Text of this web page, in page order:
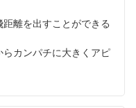
離を出すことができる
カンパチに大きくアピ